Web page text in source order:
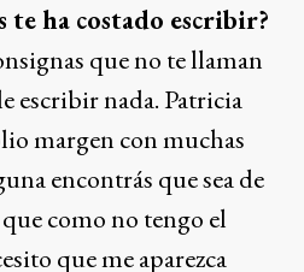
te ha costado escribir?
que no te llaman
escribir nada. Patricia
margen con muchas
encontrás que sea de
como no tengo el
que me aparezca